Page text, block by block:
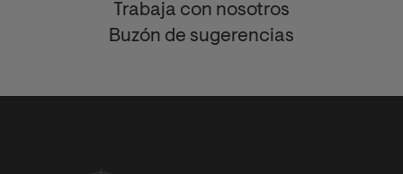
Trabaja con nosotros
Buzón de sugerencias